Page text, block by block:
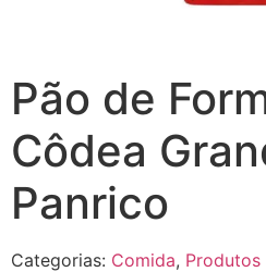
Pão de
Côdea
Panrico
Categorias: Comida, Produtos